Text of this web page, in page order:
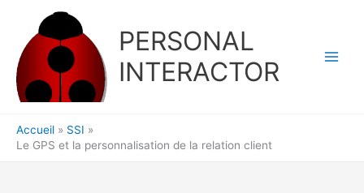
contenu
PERSONAL
INTERACTOR
Accueil
SSI
Le GPS et la personnalisation de la relation client